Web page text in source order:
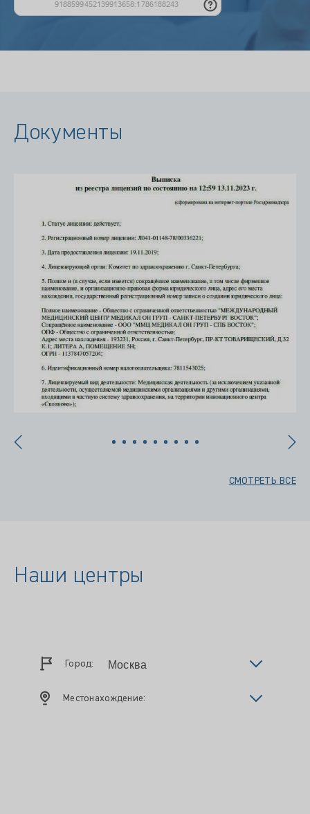
Документы
СМОТРЕТЬ ВСЕ
Наши центры
Город:
Местонахождение: